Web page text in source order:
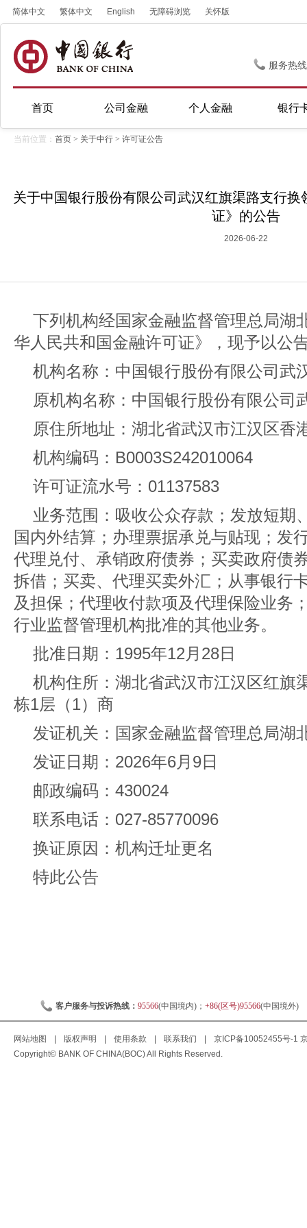
简体中文 繁体中文 English 无障碍浏览 关怀版
服务热
首页 公司金融 个人金融 银行
当前位置： 首页 > 关于中行 > 许可证公告
关于中国银行股份有限公司武汉红旗渠路支行
证》的公告
2026-06-22
下列机构经国家金融监督管理总局湖
华人民共和国金融许可证》，现予以公
机构名称：中国银行股份有限公司武
原机构名称：中国银行股份有限公司
原住所地址：湖北省武汉市江汉区香
机构编码：B0003S242010064
许可证流水号：01137583
业务范围：吸收公众存款；发放短期
国内外结算；办理票据承兑与贴现；发
代理兑付、承销政府债券；买卖政府债
拆借；买卖、代理买卖外汇；从事银行
及担保；代理收付款项及代理保险业务
行业监督管理机构批准的其他业务。
批准日期：1995年12月28日
机构住所：湖北省武汉市江汉区红旗
栋1层（1）商
发证机关：国家金融监督管理总局湖
发证日期：2026年6月9日
邮政编码：430024
联系电话：027-85770096
换证原因：机构迁址更名
特此公告
客户服务与投诉热线： 95566(中国境内)； +86(区号)95566(中国境外)
网站地图 版权声明 使用条款 联系我们 京ICP备10052455号-1
Copyright© BANK OF CHINA(BOC) All Rights Reserved.